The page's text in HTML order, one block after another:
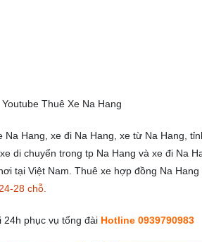
Youtube Thuê Xe Na Hang
Hang, xe đi Na Hang, xe từ Na Hang,
di chuyển trong tp Na Hang và xe đi Na
tại Việt Nam. Thuê xe hợp đồng Na
28 chỗ.
24h phục vụ tổng đài Hotline 0939790983